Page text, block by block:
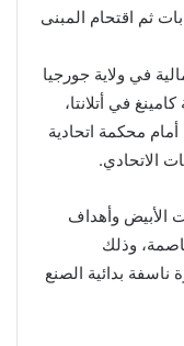
ثم اقتحام المبنى
في ولاية جورجيا
في أتلانتا،
محكمة اتحادية
الاتحادي.
الأبيض وأهداف
وذلك
بدائية الصنع